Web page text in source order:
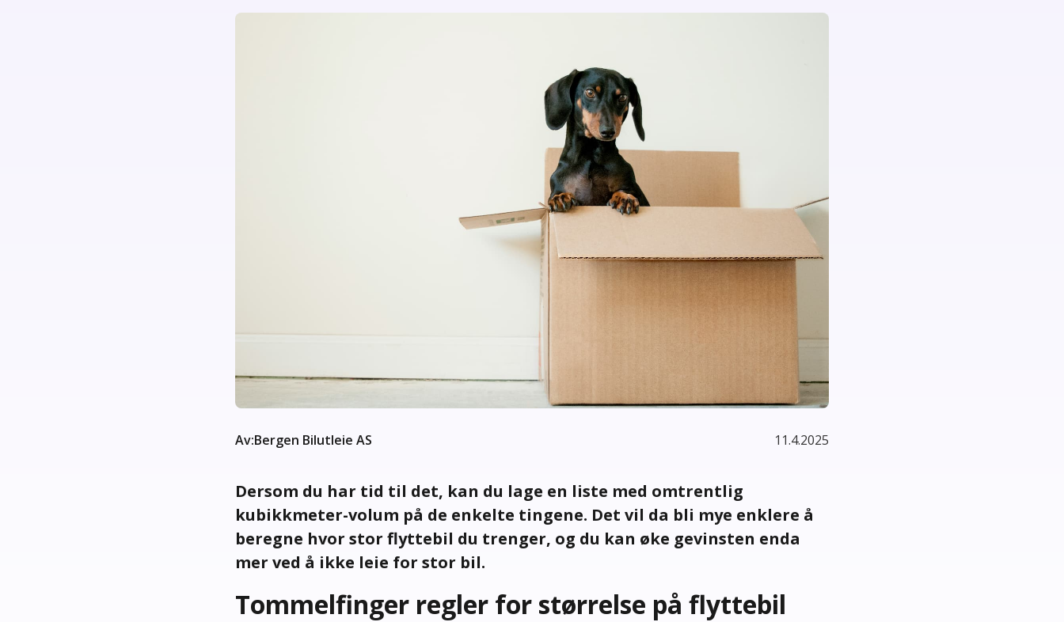
Av:Bergen Bilutleie AS 11.4.2025
Dersom du har tid til det, kan du lage en liste med omtrentlig
kubikkmeter-volum på de enkelte tingene. Det vil da bli mye enklere å
beregne hvor stor flyttebil du trenger, og du kan øke gevinsten enda
mer ved å ikke leie for stor bil.
Tommelfinger regler for størrelse på flyttebil